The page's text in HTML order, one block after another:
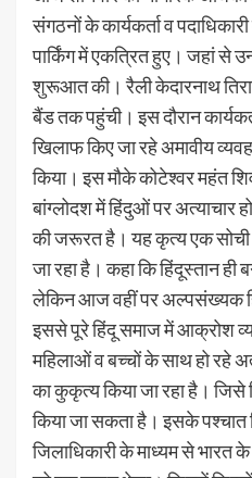
संगठनों के कार्यकर्ता व
पार्किंग में एकत्रित हुए। जहां से
शुरूआत की। रैली केदारनाथ
बैंड तक पहुंची। इस दौरान
खिलाफ किए जा रहे अमावीय
किया। इस मौके कोटेश्वर महंत
बांग्लोदश में हिंदुओं पर अत्याचार
की जरूरत है। यह कृत्य एक सोची
जा रहा है। कहा कि हिंदूस्तान ही
लेकिन आज वहीं पर अल्पसंख्यक
इससे पूरे हिंदू समाज में आक्रोश
महिलाओं व बच्चों के साथ हो रहे
का कुकृत्य किया जा रहा है। जिसे
किया जा सकता है। इसके पश्चात
जिलाधिकारी के माध्यम से भारत के